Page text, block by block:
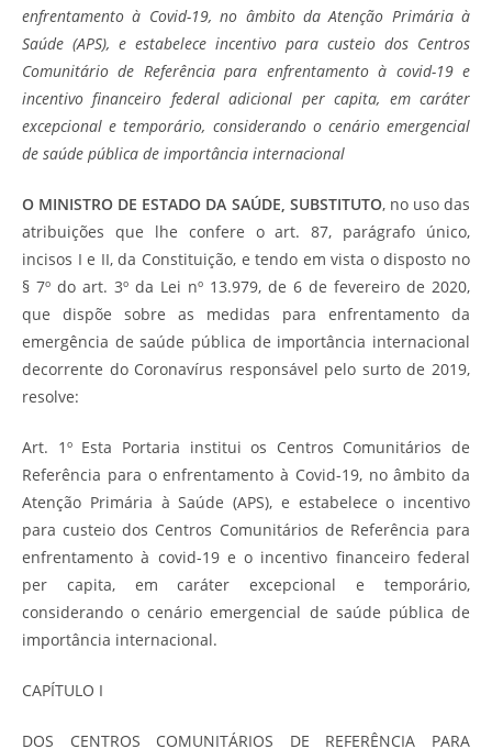
enfrentamento à Covid-19, no âmbito da Atenção Primária à
Saúde (APS), e estabelece incentivo para custeio dos Centros
Comunitário de Referência para enfrentamento à covid-19 e
incentivo financeiro federal adicional per capita, em caráter
excepcional e temporário, considerando o cenário emergencial
de saúde pública de importância internacional
O MINISTRO DE ESTADO DA SAÚDE, SUBSTITUTO, no uso das
atribuições que lhe confere o art. 87, parágrafo único,
incisos I e II, da Constituição, e tendo em vista o disposto no
§ 7º do art. 3º da Lei nº 13.979, de 6 de fevereiro de 2020,
que dispõe sobre as medidas para enfrentamento da
emergência de saúde pública de importância internacional
decorrente do Coronavírus responsável pelo surto de 2019,
resolve:
Art. 1º Esta Portaria institui os Centros Comunitários de
Referência para o enfrentamento à Covid-19, no âmbito da
Atenção Primária à Saúde (APS), e estabelece o incentivo
para custeio dos Centros Comunitários de Referência para
enfrentamento à covid-19 e o incentivo financeiro federal
per capita, em caráter excepcional e temporário,
considerando o cenário emergencial de saúde pública de
importância internacional.
CAPÍTULO I
DOS CENTROS COMUNITÁRIOS DE REFERÊNCIA PARA